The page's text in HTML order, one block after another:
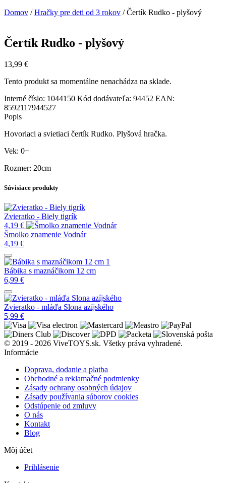
Domov /Hračky pre deti od 3 rokov / Čertík Rudko - plyšový
Čertík Rudko - plyšový
13,99 €
Tento produkt sa momentálne nenachádza na sklade.
Interné číslo: 1044150 Kód dodávateľa: 94452 EAN:
8592117944527
Popis
Hovoriaci a svietiaci čertík Rudko. Plyšová hračka.
Vek: 0+
Rozmer: 20cm
Súvisiace produkty
Zvieratko - Biely tigrík
4,19 €
Šmolko znamenie Vodnár
4,19 €
Bábika s maznáčikom 12 cm
6,99 €
Zvieratko - mláďa Slona azíjského
5,99 €
© 2019 - 2026 ViveTOYS.sk. Všetky práva vyhradené.
Informácie
Doprava, dodanie a platba
Obchodné a reklamačné podmienky
Zásady ochrany osobných údajov
Zásady používania súborov cookies
Odstúpenie od zmluvy
O nás
Kontakt
Blog
Môj účet
Prihlásenie